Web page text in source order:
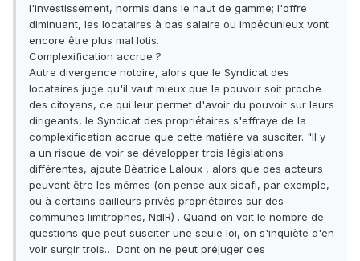
l'investissement, hormis dans le haut de gamme; l'offre
diminuant, les locataires à bas salaire ou impécunieux vont
encore être plus mal lotis.
Complexification accrue ?
Autre divergence notoire, alors que le Syndicat des
locataires juge qu'il vaut mieux que le pouvoir soit proche
des citoyens, ce qui leur permet d'avoir du pouvoir sur leurs
dirigeants, le Syndicat des propriétaires s'effraye de la
complexification accrue que cette matière va susciter. "Il y
a un risque de voir se développer trois législations
différentes, ajoute Béatrice Laloux , alors que des acteurs
peuvent être les mêmes (on pense aux sicafi, par exemple,
ou à certains bailleurs privés propriétaires sur des
communes limitrophes, NdlR) . Quand on voit le nombre de
questions que peut susciter une seule loi, on s'inquiète d'en
voir surgir trois… Dont on ne peut préjuger des